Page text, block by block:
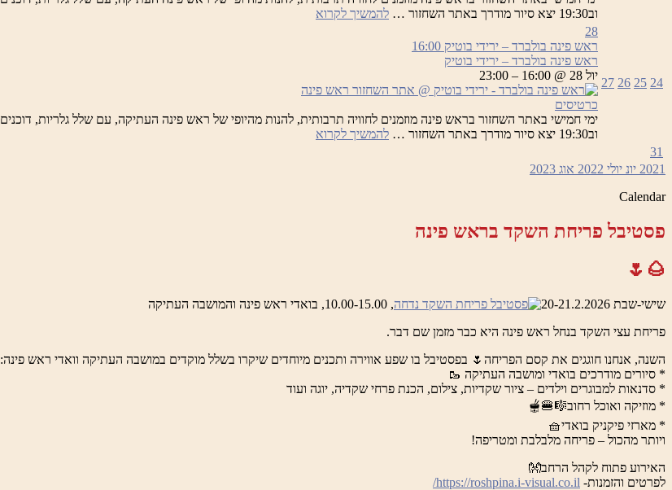
וב19:30 יצא סיור מודרך באתר השחזור …
להמשיך לקרוא
בוטיק
24
25
26
27
28
ראש פינה בולברד – ירידי בוטיק 16:00
ראש פינה בולברד – ירידי בוטיק
יול 28 @ 16:00 – 23:00
כרטיסים
וב19:30 יצא סיור מודרך באתר השחזור …
להמשיך לקרוא
31
2021 יונ יולי 2022 אוג 2023
Calendar
פסטיבל פריחת השקד בראש פינה
🌰🌷
שישי-שבת 20-21.2.2026
, 10.00-15.00, בואדי ראש פינה והמושבה העתיקה
פריחת עצי השקד בנחל ראש פינה היא כבר מזמן שם דבר.
השנה, אנחנו חוגגים את קסם הפריחה🌷 בפסטיבל בו שפע אווירה ותכנים מיוחדים שיקרו בשלל מוקדים במושבה העתיקה וואדי ראש פינה:
* סיורים מודרכים בואדי ומושבה העתיקה 🥾
* סדנאות למבוגרים וילדים – ציור שקדיות, צילום, הכנת פרחי שקדיה, יוגה ועוד
* מוזיקה ואוכל רחוב🎼🍔🫕
* מארזי פיקניק בואדי🧺
ויותר מהכול – פריחה מלבלבת ומטריפה!
האירוע פתוח לקהל הרחב👐
לפרטים והזמנות- https://roshpina.i-visual.co.il/